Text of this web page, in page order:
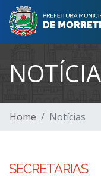
Home Notícias
SECRETARIAS